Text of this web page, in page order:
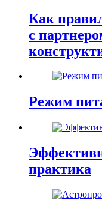
Как
с
Режим
практика